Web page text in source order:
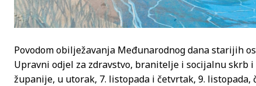
Povodom obilježavanja Međunarodnog dana starijih
Upravni odjel za zdravstvo, branitelje i socijalnu
županije, u utorak, 7. listopada i četvrtak, 9.